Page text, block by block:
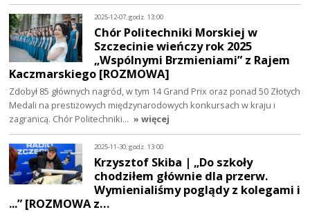
2025-12-07, godz. 13:00
Chór Politechniki Morskiej w
Szczecinie wieńczy rok 2025
„Wspólnymi Brzmieniami” z Rajem
Kaczmarskiego [ROZMOWA]
Zdobył 85 głównych nagród, w tym 14 Grand Prix oraz ponad 50 Złotych
Medali na prestiżowych międzynarodowych konkursach w kraju i
zagranicą. Chór Politechniki… » więcej
2025-11-30, godz. 13:00
Krzysztof Skiba | „Do szkoły
chodziłem głównie dla przerw.
Wymienialiśmy poglądy z kolegami i
...” [ROZMOWA z…